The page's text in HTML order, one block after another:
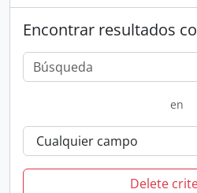
Encontrar resultados
en
Delete